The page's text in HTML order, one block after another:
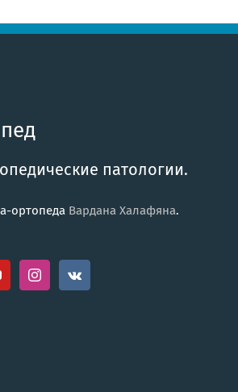
патологии.
ортопеда Вардана Халафяна.